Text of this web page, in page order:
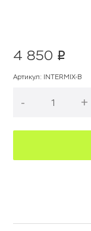
4 850 p
Артикул: INTERMIX-B
- +